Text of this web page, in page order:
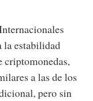
la estabilidad
criptomonedas,
a las de los
pero sin